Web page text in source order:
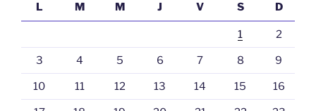
L
M M J V S D
1 2
3 4 5 6 7 8 9
10 11 12 13 14 15 16